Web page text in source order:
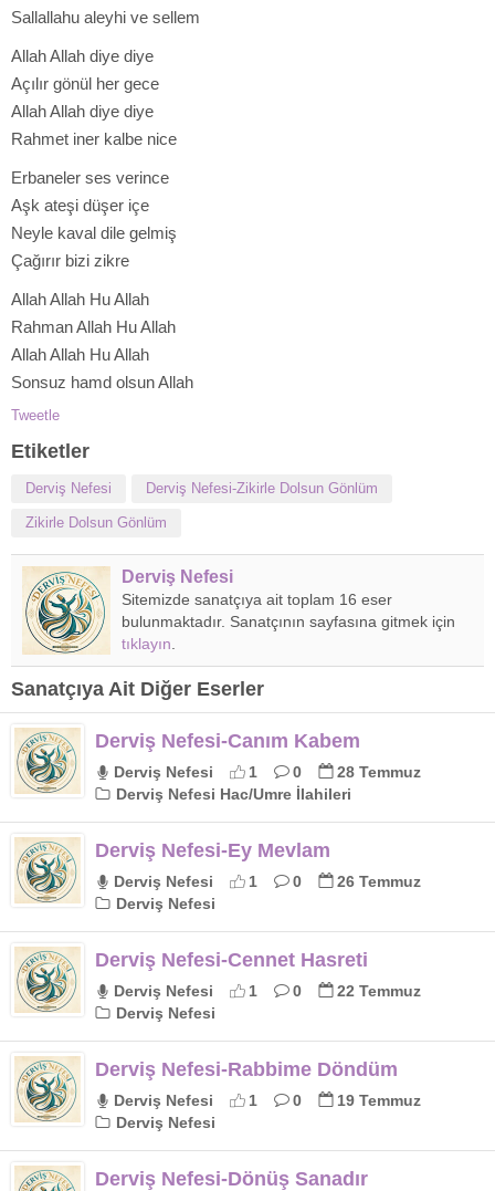
Sallallahu aleyhi ve sellem
Allah Allah diye diye
Açılır gönül her gece
Allah Allah diye diye
Rahmet iner kalbe nice
Erbaneler ses verince
Aşk ateşi düşer içe
Neyle kaval dile gelmiş
Çağırır bizi zikre
Allah Allah Hu Allah
Rahman Allah Hu Allah
Allah Allah Hu Allah
Sonsuz hamd olsun Allah
Tweetle
Etiketler
Derviş Nefesi Derviş Nefesi-Zikirle Dolsun Gönlüm
Zikirle Dolsun Gönlüm
Derviş Nefesi
Sitemizde sanatçıya ait toplam 16 eser
bulunmaktadır. Sanatçının sayfasına gitmek için
tıklayın
Sanatçıya Ait Diğer Eserler
Derviş Nefesi-Canım Kabem
Derviş Nefesi 1 0
28 Temmuz
Derviş Nefesi Hac/Umre İlahileri
Derviş Nefesi-Ey Mevlam
Derviş Nefesi 1 0
26 Temmuz
Derviş Nefesi
Derviş Nefesi-Cennet Hasreti
Derviş Nefesi 1 0
22 Temmuz
Derviş Nefesi
Derviş Nefesi-Rabbime Döndüm
Derviş Nefesi 1 0
19 Temmuz
Derviş Nefesi
Derviş Nefesi-Dönüş Sanadır